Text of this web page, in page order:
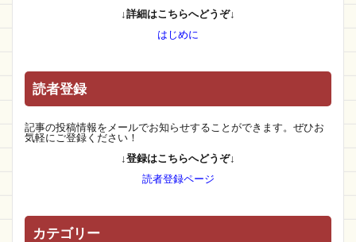
↓詳細はこちらへどうぞ↓
はじめに
読者登録
記事の投稿情報をメールでお知らせすることができます。ぜひお
気軽にご登録ください！
↓登録はこちらへどうぞ↓
読者登録ページ
カテゴリー